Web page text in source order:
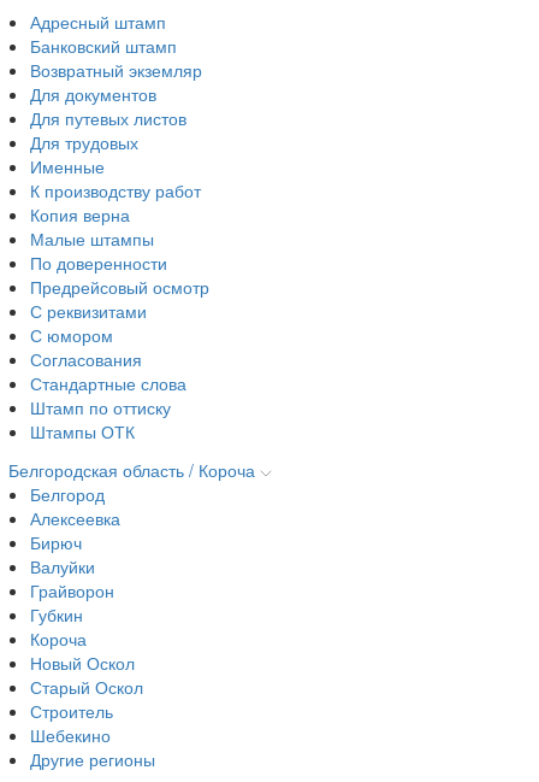
Адресный штамп
Банковский штамп
Возвратный экземляр
Для документов
Для путевых листов
Для трудовых
Именные
К производству работ
Копия верна
Малые штампы
По доверенности
Предрейсовый осмотр
С реквизитами
С юмором
Согласования
Стандартные слова
Штамп по оттиску
Штампы ОТК
Белгородская область / Короча
Белгород
Алексеевка
Бирюч
Валуйки
Грайворон
Губкин
Короча
Новый Оскол
Старый Оскол
Строитель
Шебекино
Другие регионы